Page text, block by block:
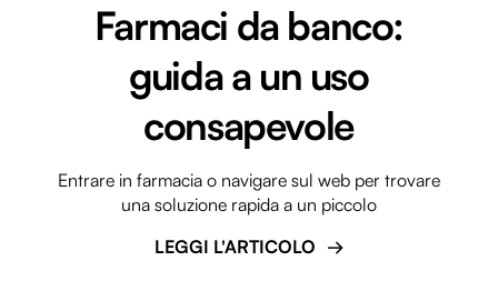
Farmaci da banco:
guida a un uso
consapevole
Entrare in farmacia o navigare sul web per trovare
una soluzione rapida a un piccolo
LEGGI L'ARTICOLO